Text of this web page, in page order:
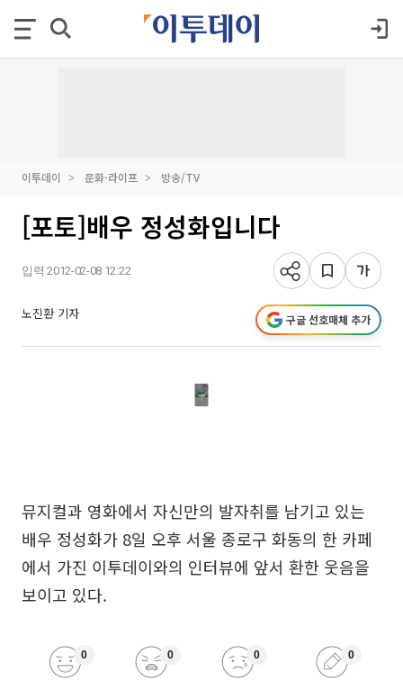
이투데이 문화·라이프 방송/TV
[포토]배우 정성화입니다
입력 2012-02-08 12:22
노진환 기자 구글 선호매체 추가
뮤지컬과 영화에서 자신만의 발자취를 남기고 있는
배우 정성화가 8일 오후 서울 종로구 화동의 한 카페
에서 가진 이투데이와의 인터뷰에 앞서 환한 웃음을
보이고 있다.
0 0 0 0